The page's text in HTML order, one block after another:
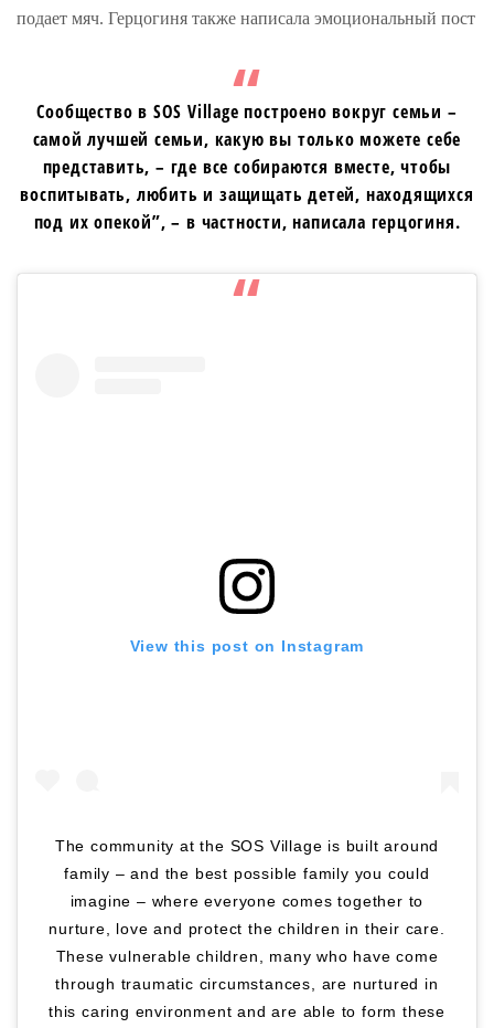
подает мяч. Герцогиня также написала эмоциональный пост
Сообщество в SOS Village построено вокруг семьи –
самой лучшей семьи, какую вы только можете себе
представить, – где все собираются вместе, чтобы
воспитывать, любить и защищать детей, находящихся
под их опекой”, – в частности, написала герцогиня.
View this post on Instagram
The community at the SOS Village is built around
family – and the best possible family you could
imagine – where everyone comes together to
nurture, love and protect the children in their care.
These vulnerable children, many who have come
through traumatic circumstances, are nurtured in
this caring environment and are able to form these